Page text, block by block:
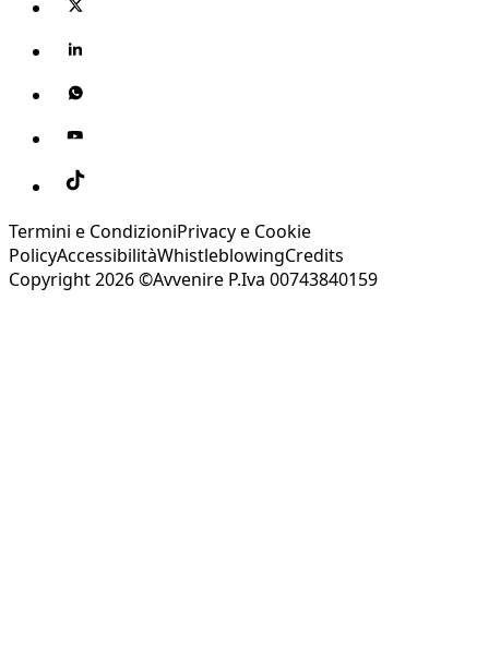
Termini e CondizioniPrivacy e Cookie
PolicyAccessibilitàWhistleblowingCredits
Copyright 2026 ©Avvenire P.Iva 00743840159